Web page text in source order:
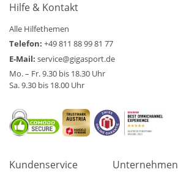
Hilfe & Kontakt
Alle Hilfethemen
Telefon: +49 811 88 99 81 77
E-Mail: service@gigasport.de
Mo. – Fr. 9.30 bis 18.30 Uhr
Sa. 9.30 bis 18.00 Uhr
Kundenservice Unternehmen